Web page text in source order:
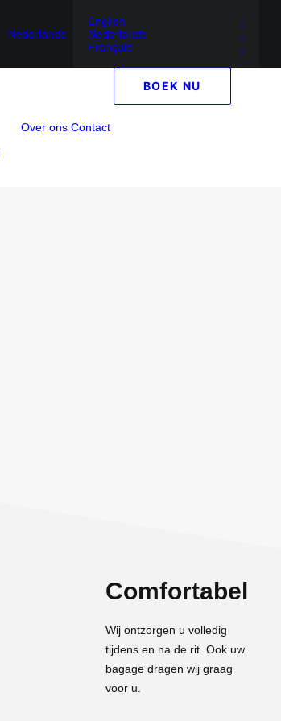
Nederlands
English
Nederlands
Français
Over ons Contact
BOEK NU
Comfortabel
Wij ontzorgen u volledig
tijdens en na de rit. Ook uw
bagage dragen wij graag
voor u.